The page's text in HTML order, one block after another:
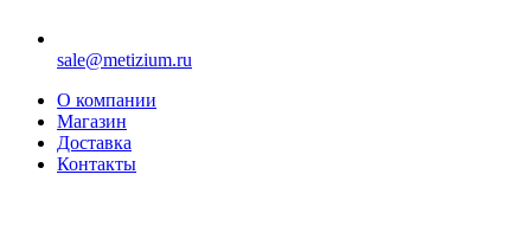
sale@metizium.ru
О компании
Магазин
Доставка
Контакты